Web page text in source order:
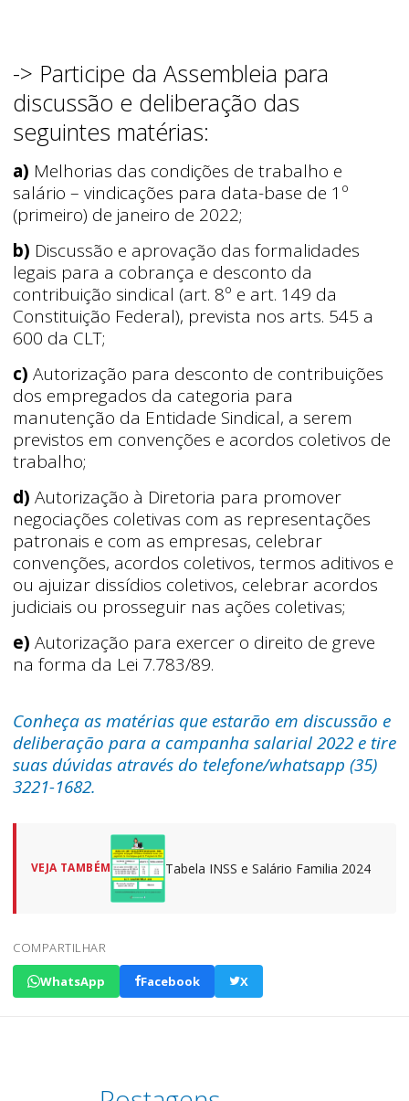
-> Participe da Assembleia para
discussão e deliberação das
seguintes matérias:
a) Melhorias das condições de trabalho e
salário – vindicações para data-base de 1º
(primeiro) de janeiro de 2022;
b) Discussão e aprovação das formalidades
legais para a cobrança e desconto da
contribuição sindical (art. 8º e art. 149 da
Constituição Federal), prevista nos arts. 545 a
600 da CLT;
c) Autorização para desconto de contribuições
dos empregados da categoria para
manutenção da Entidade Sindical, a serem
previstos em convenções e acordos coletivos de
trabalho;
d) Autorização à Diretoria para promover
negociações coletivas com as representações
patronais e com as empresas, celebrar
convenções, acordos coletivos, termos aditivos e
ou ajuizar dissídios coletivos, celebrar acordos
judiciais ou prosseguir nas ações coletivas;
e) Autorização para exercer o direito de greve
na forma da Lei 7.783/89.
Conheça as matérias que estarão em discussão e
deliberação para a campanha salarial 2022 e tire
suas dúvidas através do telefone/whatsapp (35)
3221-1682.
VEJA TAMBÉM Tabela INSS e Salário Familia 2024
COMPARTILHAR
WhatsApp Facebook X